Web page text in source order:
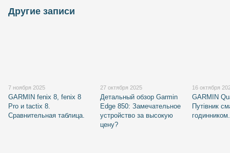
Другие записи
7 ноября 2025
GARMIN fenix 8, fenix 8
Pro и tactix 8.
Сравнительная таблица.
27 октября 2025
Детальный обзор Garmin
Edge 850: Замечательное
устройство за высокую
цену?
16 октября
GARMIN
Путівник
годинником.